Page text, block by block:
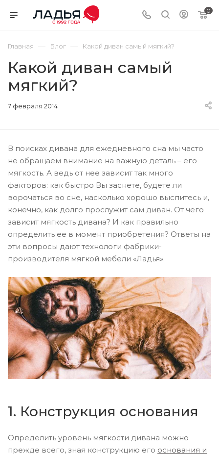
0
Главная — Блог — Какой диван самый мягкий?
Какой диван самый
мягкий?
7 февраля 2014
В поисках дивана для ежедневного сна мы часто
не обращаем внимание на важную деталь – его
мягкость. А ведь от нее зависит так много
факторов: как быстро Вы заснете, будете ли
ворочаться во сне, насколько хорошо выспитесь и,
конечно, как долго прослужит сам диван. От чего
зависит мягкость дивана? И как правильно
определить ее в момент приобретения? Ответы на
эти вопросы дают технологи фабрики-
производителя мягкой мебели «Ладья».
1. Конструкция основания
Определить уровень мягкости дивана можно
прежде всего, зная конструкцию его основания и